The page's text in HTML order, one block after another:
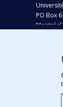
PO Box
Phone :